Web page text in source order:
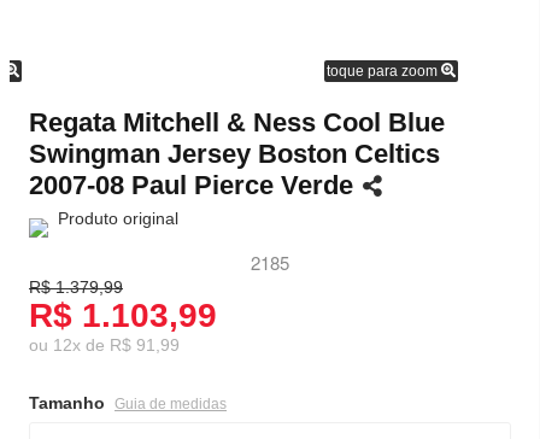
toque para zoom
Regata Mitchell & Ness Cool Blue
Swingman Jersey Boston Celtics
2007-08 Paul Pierce Verde
Produto original
2185
R$ 1.379,99
R$ 1.103,99
ou 12x de R$ 91,99
Tamanho Guia de medidas